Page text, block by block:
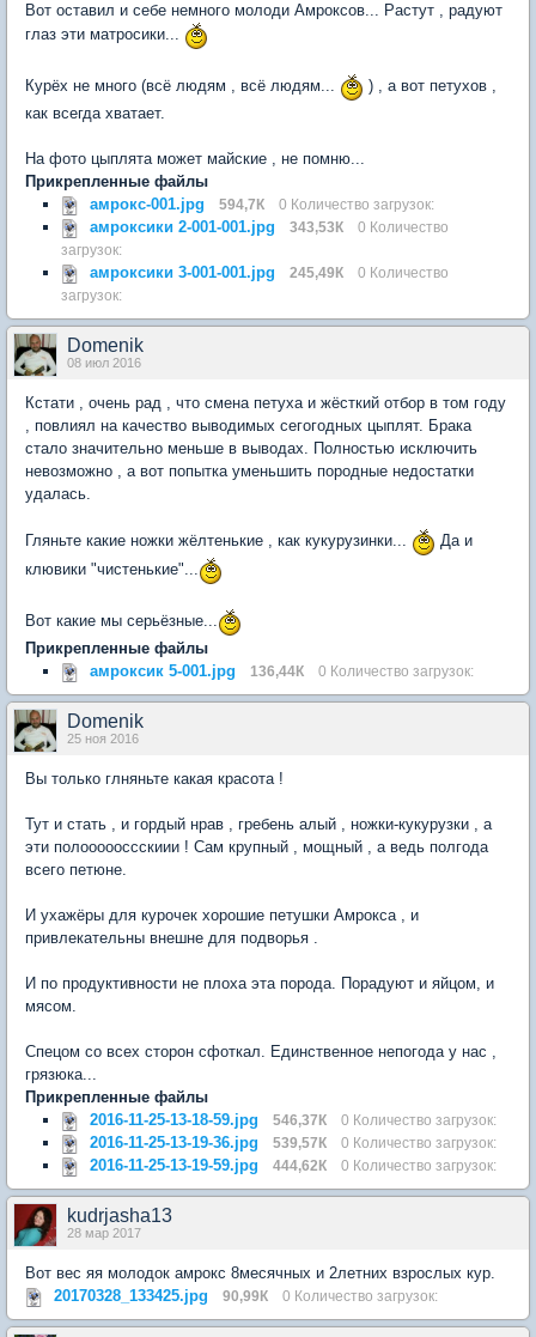
Вот оставил и себе немного молоди Амроксов... Растут , радуют
глаз эти матросики...
Курёх не много (всё людям , всё людям...
) , а вот петухов ,
как всегда хватает.
На фото цыплята может майские , не помню...
Прикрепленные файлы
амрокс-001.jpg
594,7К 0 Количество загрузок:
амроксики 2-001-001.jpg 343,53К
0 Количество
загрузок:
амроксики 3-001-001.jpg 245,49К
0 Количество
загрузок:
Domenik
08 июл 2016
Кстати , очень рад , что смена петуха и жёсткий отбор в том году
, повлиял на качество выводимых сегогодных цыплят. Брака
стало значительно меньше в выводах. Полностью исключить
невозможно , а вот попытка уменьшить породные недостатки
удалась.
Гляньте какие ножки жёлтенькие , как кукурузинки...
Да и
клювики "чистенькие"...
Вот какие мы серьёзные...
Прикрепленные файлы
амроксик 5-001.jpg
136,44К 0 Количество загрузок:
Domenik
25 ноя 2016
Вы только глняньте какая красота !
Тут и стать , и гордый нрав , гребень алый , ножки-кукурузки , а
эти полоооооссскиии ! Сам крупный , мощный , а ведь полгода
всего петюне.
И ухажёры для курочек хорошие петушки Амрокса , и
привлекательны внешне для подворья .
И по продуктивности не плоха эта порода. Порадуют и яйцом, и
мясом.
Спецом со всех сторон сфоткал. Единственное непогода у нас ,
грязюка...
Прикрепленные файлы
2016-11-25-13-18-59.jpg
546,37К 0 Количество загрузок:
2016-11-25-13-19-36.jpg 539,57К 0 Количество загрузок:
2016-11-25-13-19-59.jpg 444,62К 0 Количество загрузок:
kudrjasha13
28 мар 2017
Вот вес яя молодок амрокс 8месячных и 2летних взрослых кур.
20170328_133425.jpg
90,99К 0 Количество загрузок: